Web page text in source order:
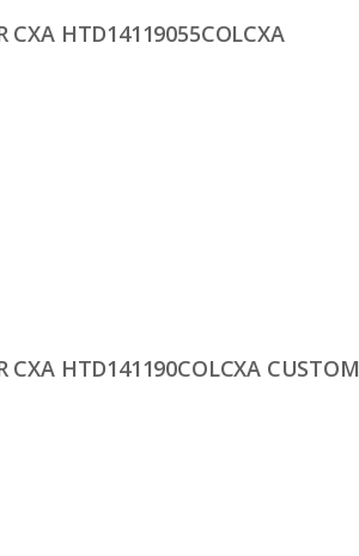
CXA HTD14119055COLCXA
CXA HTD141190COLCXA CUSTOM